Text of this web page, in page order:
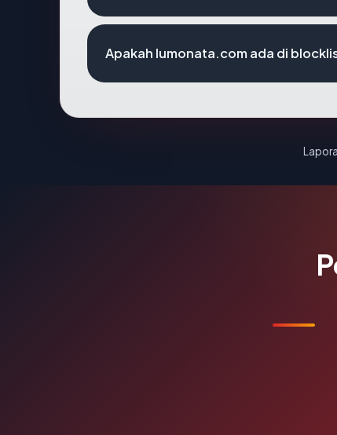
Apakah lumonata.com ada di